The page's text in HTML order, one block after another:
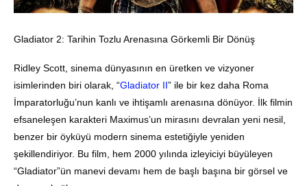
Gladiator 2: Tarihin Tozlu Arenasına Görkemli Bir Dönüş
Ridley Scott, sinema dünyasının en üretken ve vizyoner
isimlerinden biri olarak, “Gladiator II” ile bir kez daha Roma
İmparatorluğu’nun kanlı ve ihtişamlı arenasına dönüyor. İlk filmin
efsaneleşen karakteri Maximus’un mirasını devralan yeni nesil,
benzer bir öyküyü modern sinema estetiğiyle yeniden
şekillendiriyor. Bu film, hem 2000 yılında izleyiciyi büyüleyen
“Gladiator”ün manevi devamı hem de başlı başına bir görsel ve